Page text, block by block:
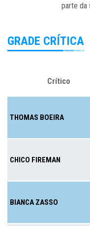
parte da
GRADE CRÍTICA
Crítico
THOMAS BOEIRA
CHICO FIREMAN
BIANCA ZASSO